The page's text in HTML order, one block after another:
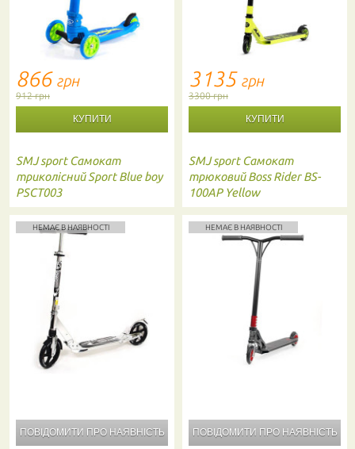
866 грн
912 грн
SMJ sport Самокат
триколісний Sport Blue boy
PSCT003
3135 грн
3300 грн
SMJ sport Самокат
трюковий Boss Rider BS-
100AP Yellow
НЕМАЄ В НАЯВНОСТІ
ПОВІДОМИТИ ПРО НАЯВНІСТЬ
НЕМАЄ В НАЯВНОСТІ
ПОВІДОМИТИ ПРО НАЯВНІСТЬ